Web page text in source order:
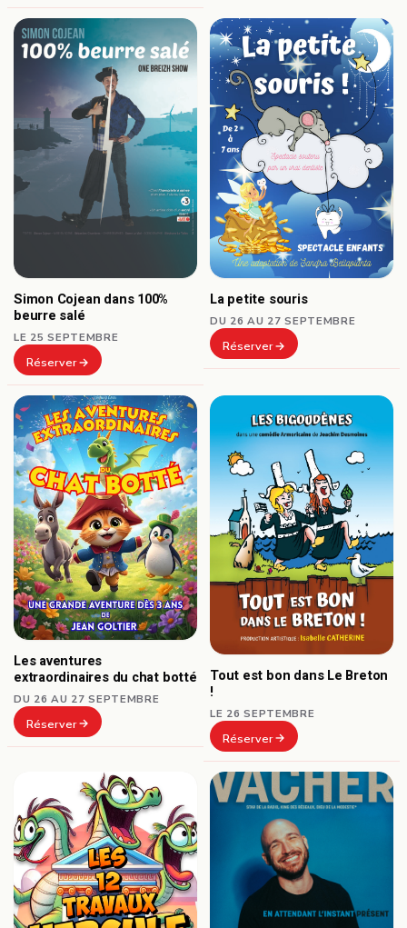
Simon Cojean dans 100%
beurre salé
LE 25 SEPTEMBRE
Réserver
La petite souris
DU 26 AU 27 SEPTEMBRE
Réserver
Les aventures
extraordinaires du chat botté
DU 26 AU 27 SEPTEMBRE
Réserver
Tout est bon dans Le Breton
!
LE 26 SEPTEMBRE
Réserver